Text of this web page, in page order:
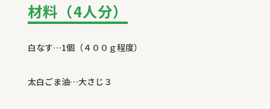
材料（4人分）
白なす…1個（４００ｇ程度）
太白ごま油…大さじ３